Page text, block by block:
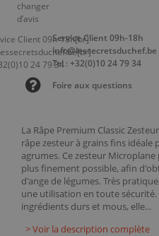
La Râpe Premium Classic
râpe zesteur à grains fins idéale
agrumes. Ce zesteur
plus finement possible, afin
d'ange de légumes. Très
une utilisation en toute
ingrédients durs et mous, elle...
> Voir la description complète
Service Client 09h-18h
info@lessecretsduchef.be
Tel : +32(0)10 24 79 34
Foire aux questions